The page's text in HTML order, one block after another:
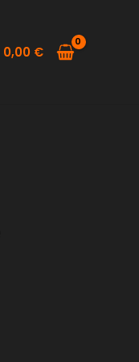
0,00 €